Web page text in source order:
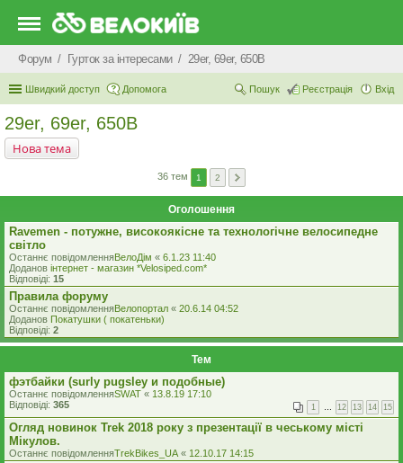
Форум Гурток за інтересами 29er, 69er, 650B
Швидкий доступ Допомога Вхід
Реєстрація
Пошук
29er, 69er, 650B
Нова тема
36 тем 1 2
Оголошення
Ravemen - потужне, високоякісне та технологічне велосипедне
світло
Останнє повідомленняВелоДім « 6.1.23 11:40
Доданов iнтернет - магазин *Velosiped.com*
Відповіді: 15
Правила форуму
Останнє повідомленняВелопортал « 20.6.14 04:52
Доданов Покатушки ( покатеньки)
Відповіді: 2
Тем
фэтбайки (surly pugsley и подобные)
Останнє повідомленняSWAT « 13.8.19 17:10
Відповіді: 365 1 … 12 13 14 15
Огляд новинок Trek 2018 року з презентації в чеському місті
Мікулов.
Останнє повідомленняTrekBikes_UA « 12.10.17 14:15